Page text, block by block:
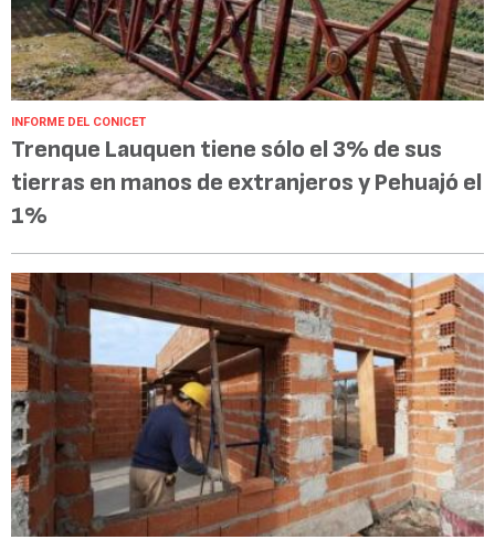
INFORME DEL CONICET
Trenque Lauquen tiene sólo el 3% de sus
tierras en manos de extranjeros y Pehuajó el
1%